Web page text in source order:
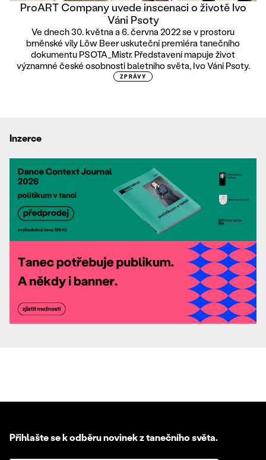
ProART Company uvede inscenaci o životě Ivo
Váni Psoty
Ve dnech 30. května a 6. června 2022 se v prostoru
brněnské vily Löw Beer uskuteční premiéra tanečního
dokumentu PSOTA_Mistr. Představení mapuje život
významné české osobnosti baletního světa, Ivo Váni Psoty.
ZPRÁVY
Inzerce
Přihlašte se k odběru novinek z tanečního světa.